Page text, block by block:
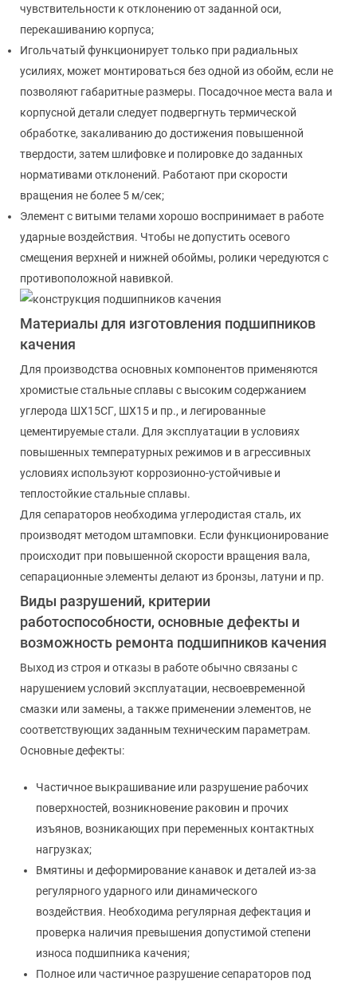
чувствительности к отклонению от заданной оси,
перекашиванию корпуса;
Игольчатый функционирует только при радиальных
усилиях, может монтироваться без одной из обойм, если не
позволяют габаритные размеры. Посадочное места вала и
корпусной детали следует подвергнуть термической
обработке, закаливанию до достижения повышенной
твердости, затем шлифовке и полировке до заданных
нормативами отклонений. Работают при скорости
вращения не более 5 м/сек;
Элемент с витыми телами хорошо воспринимает в работе
ударные воздействия. Чтобы не допустить осевого
смещения верхней и нижней обоймы, ролики чередуются с
противоположной навивкой.
Материалы для изготовления подшипников
качения
Для производства основных компонентов применяются
хромистые стальные сплавы с высоким содержанием
углерода ШХ15СГ, ШХ15 и пр., и легированные
цементируемые стали. Для эксплуатации в условиях
повышенных температурных режимов и в агрессивных
условиях используют коррозионно-устойчивые и
теплостойкие стальные сплавы.
Для сепараторов необходима углеродистая сталь, их
производят методом штамповки. Если функционирование
происходит при повышенной скорости вращения вала,
сепарационные элементы делают из бронзы, латуни и пр.
Виды разрушений, критерии
работоспособности, основные дефекты и
возможность ремонта подшипников качения
Выход из строя и отказы в работе обычно связаны с
нарушением условий эксплуатации, несвоевременной
смазки или замены, а также применении элементов, не
соответствующих заданным техническим параметрам.
Основные дефекты:
Частичное выкрашивание или разрушение рабочих
поверхностей, возникновение раковин и прочих
изъянов, возникающих при переменных контактных
нагрузках;
Вмятины и деформирование канавок и деталей из-за
регулярного ударного или динамического
воздействия. Необходима регулярная дефектация и
проверка наличия превышения допустимой степени
износа подшипника качения;
Полное или частичное разрушение сепараторов под